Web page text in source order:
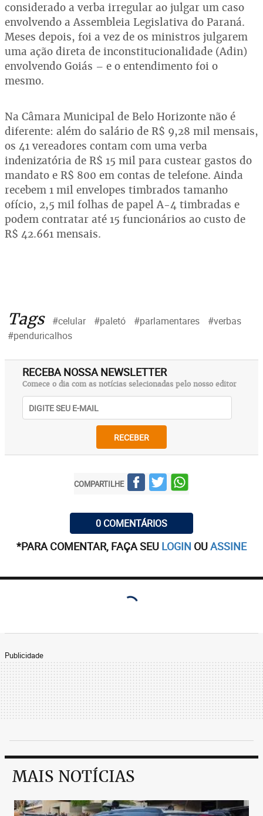
considerado a verba irregular ao julgar um caso
envolvendo a Assembleia Legislativa do Paraná.
Meses depois, foi a vez de os ministros julgarem
uma ação direta de inconstitucionalidade (Adin)
envolvendo Goiás – e o entendimento foi o
mesmo.
Na Câmara Municipal de Belo Horizonte não é
diferente: além do salário de R$ 9,28 mil mensais,
os 41 vereadores contam com uma verba
indenizatória de R$ 15 mil para custear gastos do
mandato e R$ 800 em contas de telefone. Ainda
recebem 1 mil envelopes timbrados tamanho
ofício, 2,5 mil folhas de papel A-4 timbradas e
podem contratar até 15 funcionários ao custo de
R$ 42.661 mensais.
Tags #celular #paletó #parlamentares
#verbas
#penduricalhos
RECEBA NOSSA NEWSLETTER
Comece o dia com as notícias selecionadas pelo nosso editor
RECEBER
COMPARTILHE
0 COMENTÁRIOS
*PARA COMENTAR, FAÇA SEU LOGIN OUASSINE
Publicidade
MAIS NOTÍCIAS